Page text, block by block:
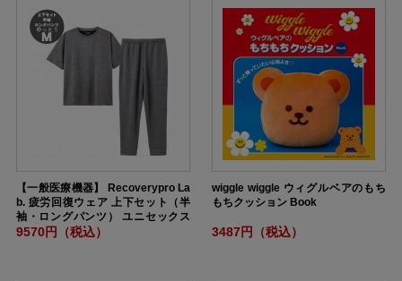
【一般医療機器】 Recoverypro La
b. 疲労回復ウェア 上下セット（半
袖・ロングパンツ） ユニセックス
ゆったりMサイズ DARKGRAY
9570円（税込）
wiggle wiggle ウィグルベアのもち
もちクッション Book
3487円（税込）